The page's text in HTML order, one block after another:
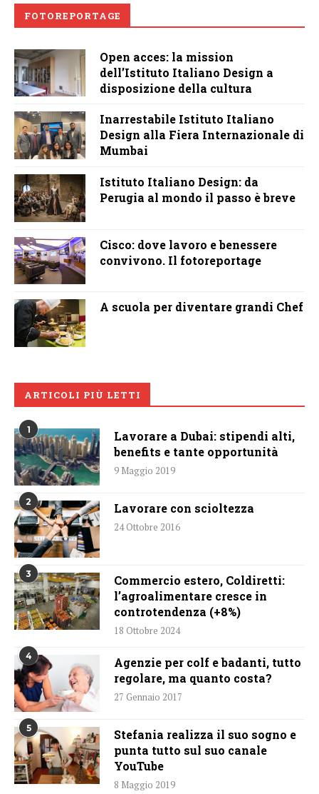
FOTOREPORTAGE
Open acces: la mission
dell’Istituto Italiano Design a
disposizione della cultura
Inarrestabile Istituto Italiano
Design alla Fiera Internazionale di
Mumbai
Istituto Italiano Design: da
Perugia al mondo il passo è breve
Cisco: dove lavoro e benessere
convivono. Il fotoreportage
A scuola per diventare grandi Chef
ARTICOLI PIÙ LETTI
1
Lavorare a Dubai: stipendi alti,
benefits e tante opportunità
9 Maggio 2019
2 Lavorare con scioltezza
24 Ottobre 2016
3
Commercio estero, Coldiretti:
l’agroalimentare cresce in
controtendenza (+8%)
18 Ottobre 2024
4
Agenzie per colf e badanti, tutto
regolare, ma quanto costa?
27 Gennaio 2017
5
Stefania realizza il suo sogno e
punta tutto sul suo canale
YouTube
8 Maggio 2019